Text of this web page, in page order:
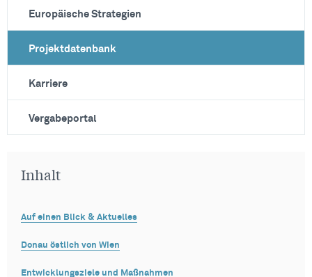
Europäische Strategien
Projektdatenbank
Karriere
Vergabeportal
Inhalt
Auf einen Blick & Aktuelles
Donau östlich von Wien
Entwicklungsziele und Maßnahmen